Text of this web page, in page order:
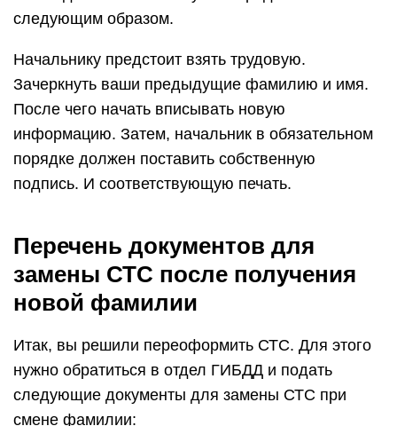
следующим образом.
Начальнику предстоит взять трудовую.
Зачеркнуть ваши предыдущие фамилию и имя.
После чего начать вписывать новую
информацию. Затем, начальник в обязательном
порядке должен поставить собственную
подпись. И соответствующую печать.
Перечень документов для
замены СТС после получения
новой фамилии
Итак, вы решили переоформить СТС. Для этого
нужно обратиться в отдел ГИБДД и подать
следующие документы для замены СТС при
смене фамилии: